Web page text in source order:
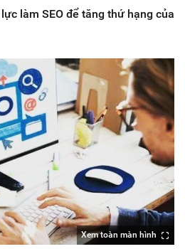
làm SEO để tăng thứ hạng của
Xem toàn màn hình